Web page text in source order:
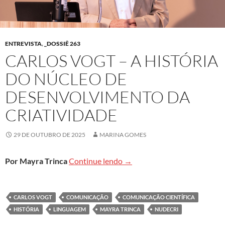
ENTREVISTA, _DOSSIÊ 263
CARLOS VOGT – A HISTÓRIA
DO NÚCLEO DE
DESENVOLVIMENTO DA
CRIATIVIDADE
29 DE OUTUBRO DE 2025 MARINA GOMES
Por Mayra TrincaContinue lendo Carlos Vogt – A história do
→
CARLOS VOGT COMUNICAÇÃO
COMUNICAÇÃO CIENTÍFICA
HISTÓRIA
LINGUAGEM MAYRA TRINCA NUDECRI